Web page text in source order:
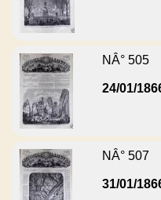
NÂ° 505
24/01/
NÂ° 507
31/01/